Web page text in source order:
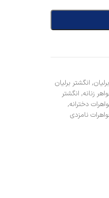
, انگشتر برلیان
زنانه, انگشتر
دخترانه,
نامزدی